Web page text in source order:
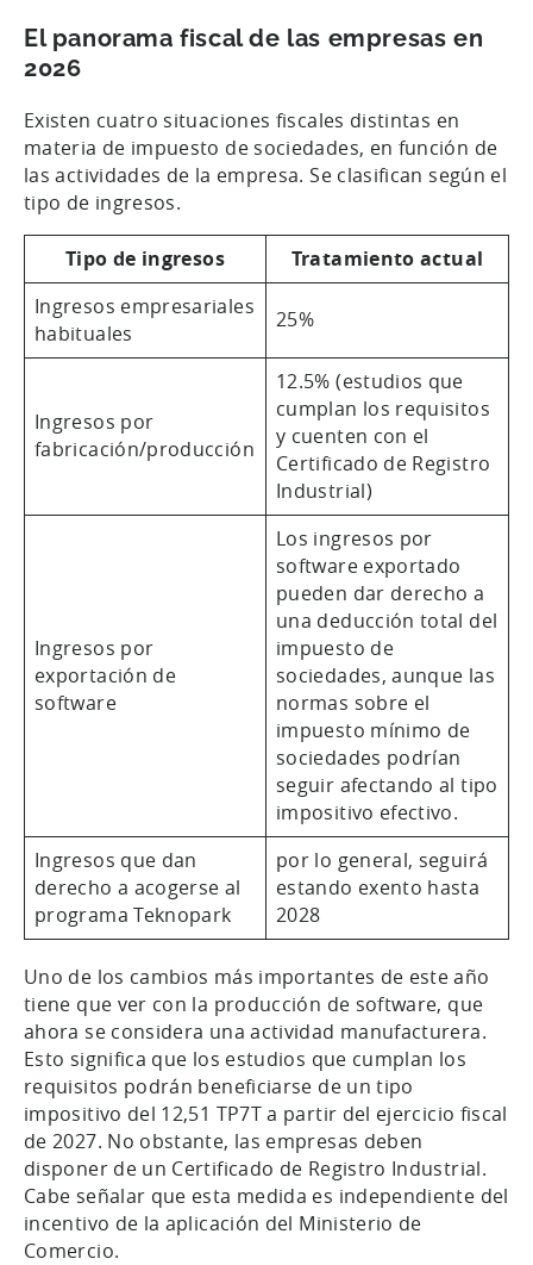
El panorama fiscal de las empresas en
2026
Existen cuatro situaciones fiscales distintas en
materia de impuesto de sociedades, en función de
las actividades de la empresa. Se clasifican según el
tipo de ingresos.
Tipo de ingresos
Tratamiento actual
Ingresos empresariales
habituales
25%
Ingresos por
fabricación/producción
12.5% (estudios que
cumplan los requisitos
y cuenten con el
Certificado de Registro
Industrial)
Ingresos por
exportación de
software
Los ingresos por
software exportado
pueden dar derecho a
una deducción total del
impuesto de
sociedades, aunque las
normas sobre el
impuesto mínimo de
sociedades podrían
seguir afectando al tipo
impositivo efectivo.
Ingresos que dan
derecho a acogerse al
programa Teknopark
por lo general, seguirá
estando exento hasta
2028
Uno de los cambios más importantes de este año
tiene que ver con la producción de software, que
ahora se considera una actividad manufacturera.
Esto significa que los estudios que cumplan los
requisitos podrán beneficiarse de un tipo
impositivo del 12,51 TP7T a partir del ejercicio fiscal
de 2027. No obstante, las empresas deben
disponer de un Certificado de Registro Industrial.
Cabe señalar que esta medida es independiente del
incentivo de la aplicación del Ministerio de
Comercio.